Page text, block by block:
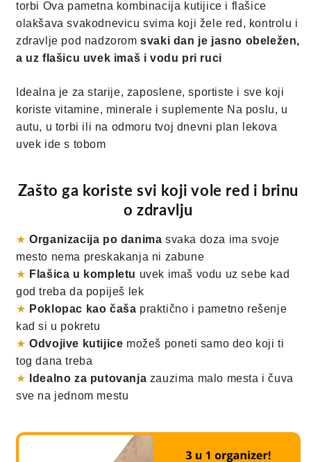
torbi Ova pametna kombinacija kutijice i flašice
olakšava svakodnevicu svima koji žele red, kontrolu i
zdravlje pod nadzoromsvaki dan je jasno obeležen,
a uz flašicu uvek imaš i vodu pri ruci
Idealna je za starije, zaposlene, sportiste i sve koji
koriste vitamine, minerale i suplemente Na poslu, u
autu, u torbi ili na odmoru tvoj dnevni plan lekova
uvek ide s tobom
Zašto ga koriste svi koji vole red i brinu
o zdravlju
★ Organizacija po danima svaka doza ima svoje
mesto nema preskakanja ni zabune
★ Flašica u kompletu uvek imaš vodu uz sebe kad
god treba da popiješ lek
★ Poklopac kao čaša praktično i pametno rešenje
kad si u pokretu
★ Odvojive kutijice možeš poneti samo deo koji ti
tog dana treba
★
Idealno za putovanja zauzima malo mesta i čuva
sve na jednom mestu